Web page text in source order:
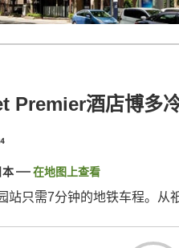
Premier酒店博多
本 在地图上查看
站只需7分钟的地铁车程。